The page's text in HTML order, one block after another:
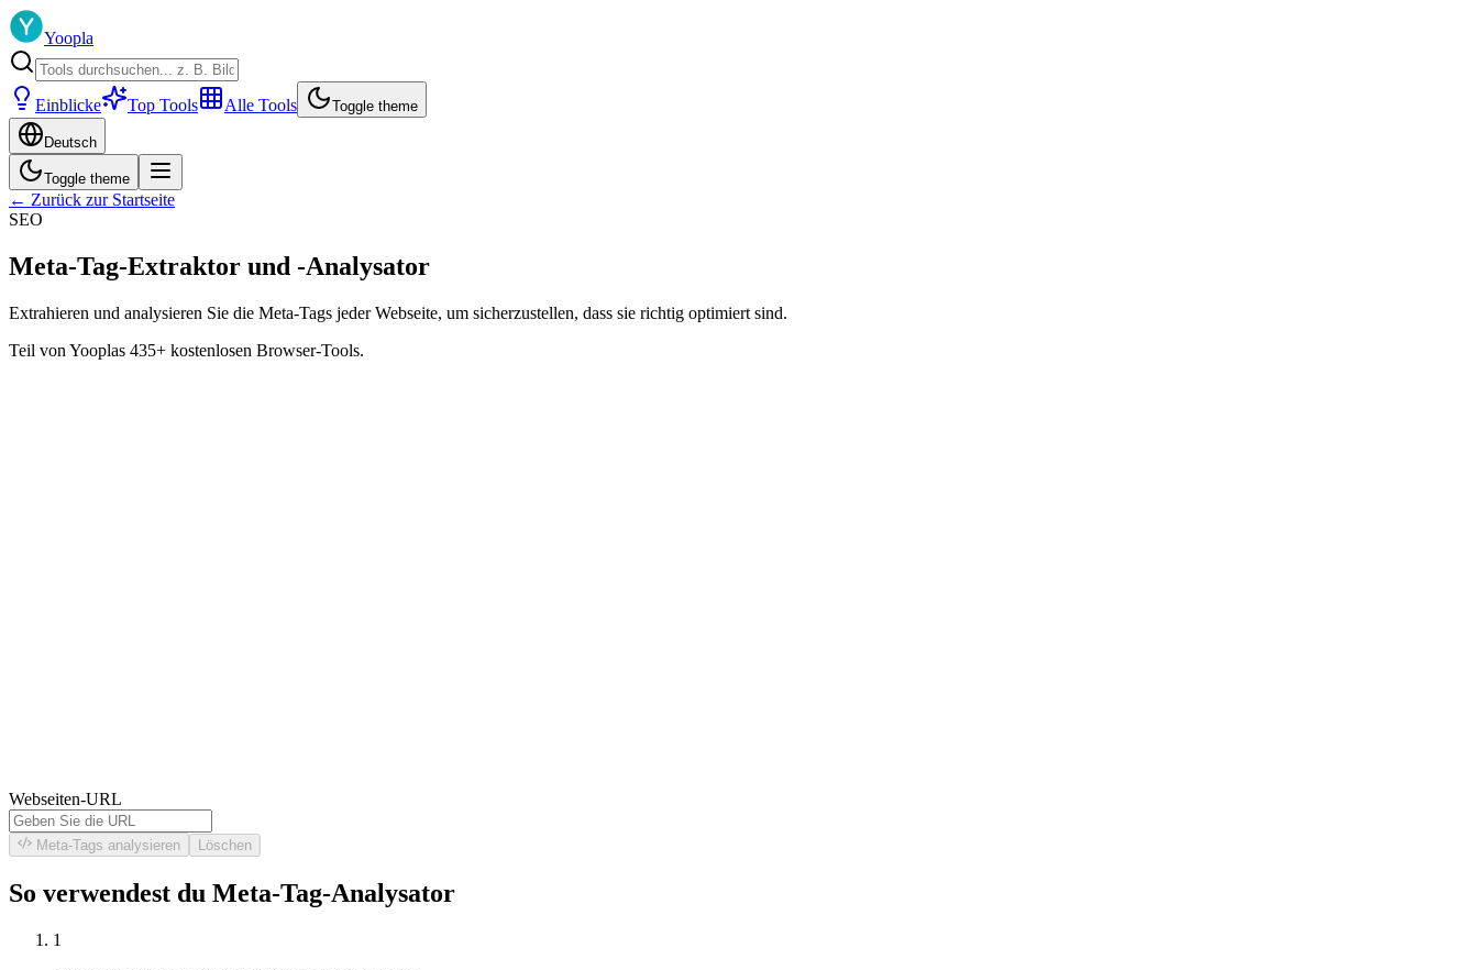
Yoopla
Einblicke Top Tools Alle Tools Toggle theme
Deutsch
Toggle theme
← Zurück zur Startseite
SEO
Meta-Tag-Extraktor und -Analysator
Extrahieren und analysieren Sie die Meta-Tags jeder Webseite, um sicherzustellen, dass sie richtig optimiert sind.
Teil von Yooplas 435+ kostenlosen Browser-Tools.
Webseiten-URL
Meta-Tags analysieren Löschen
So verwendest du Meta-Tag-Analysator
1